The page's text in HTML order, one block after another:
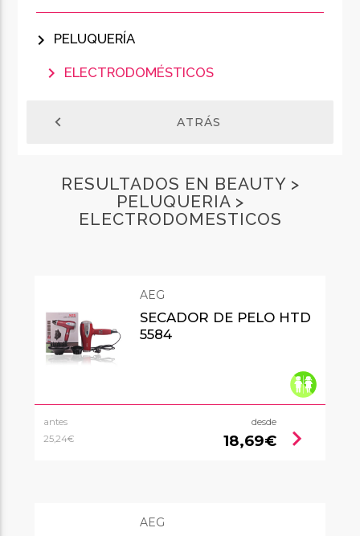
chevron_right PELUQUERÍA
chevron_right ELECTRODOMÉSTICOS
chevron_left ATRÁS
RESULTADOS EN BEAUTY >
PELUQUERIA >
ELECTRODOMESTICOS
AEG
SECADOR DE PELO HTD
5584
antes
25,24€
desde
18,69€ chevron_right
AEG